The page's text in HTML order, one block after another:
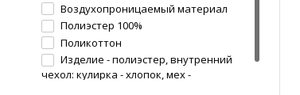
Воздухопроницаемый материал
Полиэстер 100%
Поликоттон
Изделие - полиэстер, внутренний
чехол: кулирка - хлопок, мех -